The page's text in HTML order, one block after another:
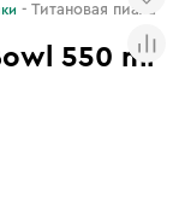
550 ml
Титановая пиала